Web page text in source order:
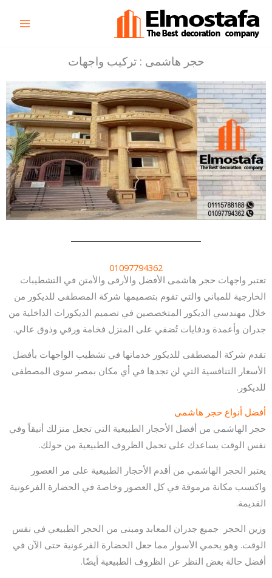
إلى
المحتوى
حجر هاشمى : تركيب واجهات
01097794362
تعتبر واجهات حجر هاشمى الأفضل والأرقى والأمتن في التشطيبات
الخارجية للمباني والتي تقوم بتصميمها شركة المصطفى للديكور من
خلال مهندسي الديكور المتخصصين في تصميم الديكورات الداخلية من
جدران وأعمدة ودفايات تُضفي على المنزل فخامة ورقي وذوق عالي.
تقدم شركة المصطفى للديكور خدماتها في تشطيب الواجهات بأفضل
الأسعار التنافسية التي لن تجدها في أي مكان بمصر سوى المصطفى
للديكور.
أفضل أنواع حجر هاشمى
حجر الهاشمي من أفضل الأحجار الطبيعية التي تجعل منزلك أنيقاً وفي
نفس الوقت يساعدك على تحمل الظروف الطبيعية من حولك.
يعتبر الحجر الهاشمي من أقدم الأحجار الطبيعية على مر العصور
واكتسب مكانة مرموقة في كل العصور وخاصة في الحضارة الفرعونية
القديمة.
وزين الحجر جميع جدران المعابد ومبنى من الحجر الطبيعي في نفس
الوقت. وهو يحمي الأسوار مما جعل الحضارة الفرعونية حتى الآن في
أفضل حالة بغض النظر عن الظروف الطبيعية أيضًا.